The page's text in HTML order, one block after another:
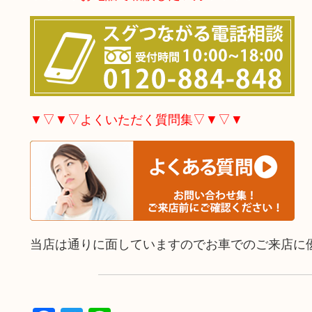
▼▽▼▽よくいただく質問集▽▼▽▼
当店は通りに面していますのでお車でのご来店に